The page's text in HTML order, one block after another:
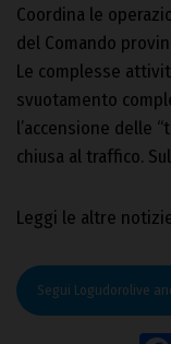
Coordina le
del Comando
Le complesse
svuotamento
l’accensione delle
chiusa al traffico.
Leggi le altre
Segui Logudorolive